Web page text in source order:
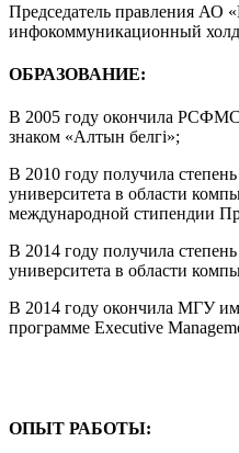
Председатель правления АО
инфокоммуникационный
ОБРАЗОВАНИЕ:
В 2005 году окончила
знаком «Алтын белгі»;
В 2010 году получила
университета в области
международной стипендии
В 2014 году получила
университета в области
В 2014 году окончила МГУ
программе Executive
ОПЫТ РАБОТЫ: